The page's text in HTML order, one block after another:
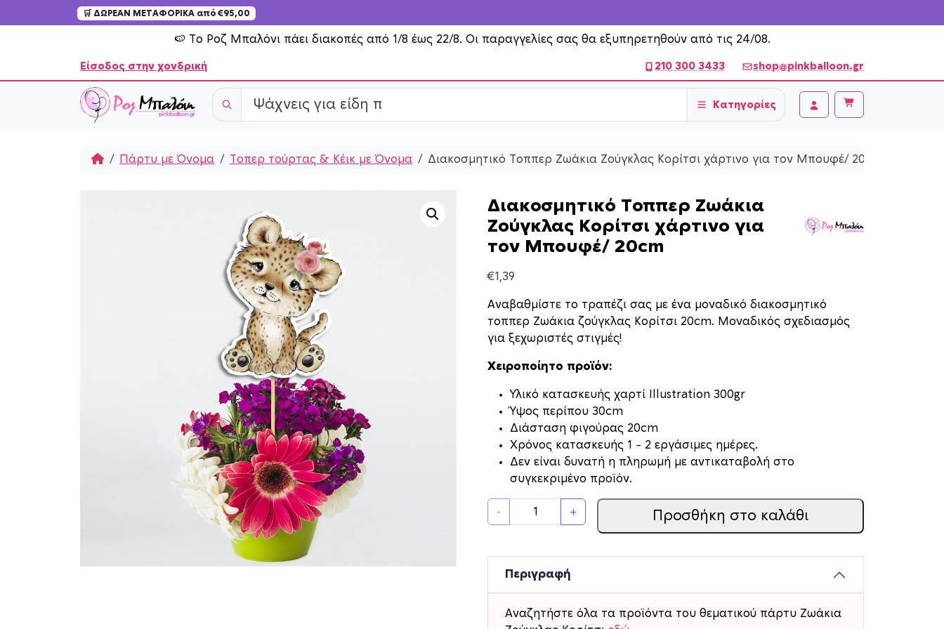
🛒 ΔΩΡΕΑΝ ΜΕΤΑΦΟΡΙΚΑ από €95,00
🍉 Το Ροζ Μπαλόνι πάει διακοπές από 1/8 έως 22/8. Οι παραγγελίες σας θα εξυπηρετηθούν από τις 24/08.
Είσοδος στην χονδρική 210 300 3433 shop@pinkballoon.gr
Κατηγορίες
Account
Cart
HomeΠάρτυ με Όνομα Τοπερ τούρτας & Κέικ με Όνομα Διακοσμητικό Τοππερ Ζωάκια Ζούγκλας Κορίτσι χάρτινο για τον Μπουφέ/ 20cm
Διακοσμητικό Τοππερ Ζωάκια
Ζούγκλας Κορίτσι χάρτινο για
τον Μπουφέ/ 20cm
€1,39
Αναβαθμίστε το τραπέζι σας με ένα μοναδικό διακοσμητικό
τοππερ Ζωάκια ζούγκλας Κορίτσι 20cm. Μοναδικός σχεδιασμός
για ξεχωριστές στιγμές!
Χειροποίητο προϊόν:
Υλικό κατασκευής χαρτί Illustration 300gr
Ύψος περίπου 30cm
Διάσταση φιγούρας 20cm
Xρόνος κατασκευής 1 – 2 εργάσιμες ημέρες.
Δεν είναι δυνατή η πληρωμή με αντικαταβολή στο
συγκεκριμένο προϊόν.
-
ι
κ
σ
+ Προσθήκη στο καλάθι
Περιγραφή
Αναζητήστε όλα τα προϊόντα του θεματικού πάρτυ Ζωάκια